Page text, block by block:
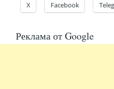
X Facebook
Реклама от Google